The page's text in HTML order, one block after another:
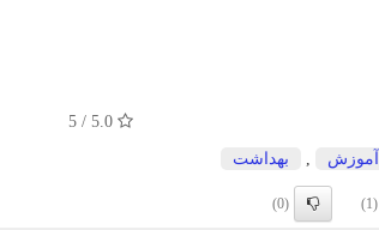
5.0 / 5
آموزش بهداشت
(1)
(0)